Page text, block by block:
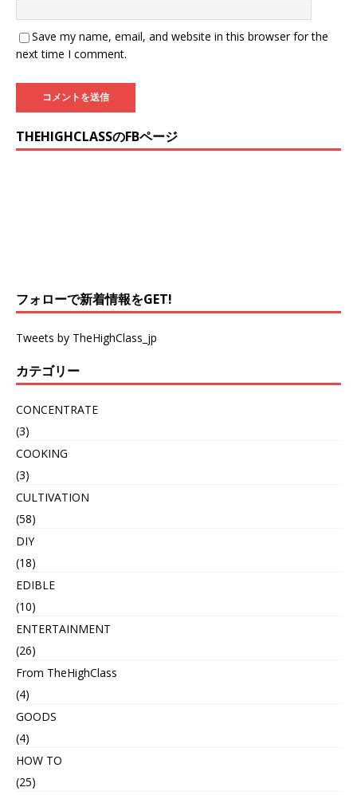
Save my name, email, and website in this browser for the
next time I comment.
THEHIGHCLASSのFBページ
フォローで新着情報をGET!
Tweets by TheHighClass_jp
カテゴリー
CONCENTRATE
(3)
COOKING
(3)
CULTIVATION
(58)
DIY
(18)
EDIBLE
(10)
ENTERTAINMENT
(26)
From TheHighClass
(4)
GOODS
(4)
HOW TO
(25)